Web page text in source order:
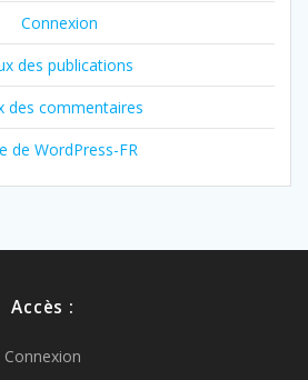
Connexion
des publications
des commentaires
de WordPress-FR
Accès :
Connexion